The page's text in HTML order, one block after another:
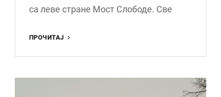
са леве стране Мост Слободе. Све
ПРОЧИТАЈ